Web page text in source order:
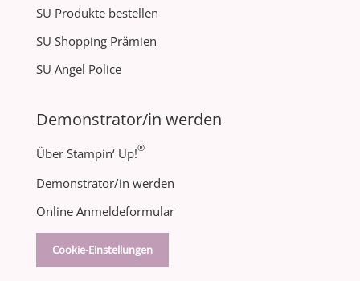
SU Produkte bestellen
SU Shopping Prämien
SU Angel Police
Demonstrator/in werden
Über Stampin‘ Up!®
Demonstrator/in werden
Online Anmeldeformular
Cookie-Einstellungen